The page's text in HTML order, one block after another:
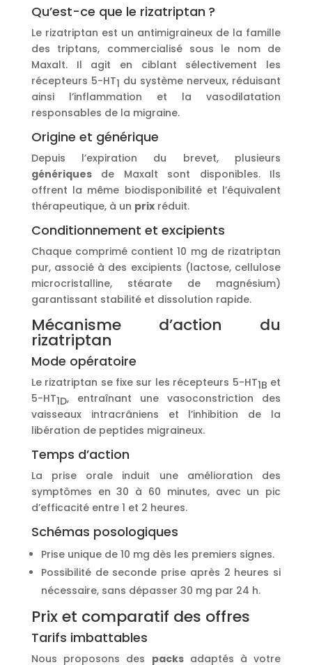
Qu’est-ce que le rizatriptan ?
Le rizatriptan est un antimigraineux de la famille
des triptans, commercialisé sous le nom de
Maxalt. Il agit en ciblant sélectivement les
récepteurs 5-HT1 du système nerveux, réduisant
ainsi l’inflammation et la vasodilatation
responsables de la migraine.
Origine et générique
Depuis l’expiration du brevet, plusieurs
génériquesde Maxalt sont disponibles. Ils
offrent la même biodisponibilité et l’équivalent
thérapeutique, à un prixréduit.
Conditionnement et excipients
Chaque comprimé contient 10 mg de rizatriptan
pur, associé à des excipients (lactose, cellulose
microcristalline, stéarate de magnésium)
garantissant stabilité et dissolution rapide.
Mécanisme d’action du
rizatriptan
Mode opératoire
Le rizatriptan se fixe sur les récepteurs 5-HT1B et
5-HT1D, entraînant une vasoconstriction des
vaisseaux intracrâniens et l’inhibition de la
libération de peptides migraineux.
Temps d’action
La prise orale induit une amélioration des
symptômes en 30 à 60 minutes, avec un pic
d’efficacité entre 1 et 2 heures.
Schémas posologiques
Prise unique de 10 mg dès les premiers signes.
Possibilité de seconde prise après 2 heures si
nécessaire, sans dépasser 30 mg par 24 h.
Prix et comparatif des offres
Tarifs imbattables
Nous proposons des packsadaptés à votre